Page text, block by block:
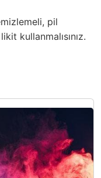
pil
kullanmalısınız.